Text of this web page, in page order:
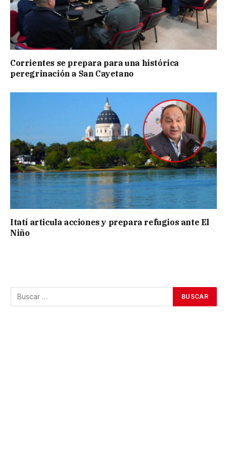
Corrientes se prepara para una histórica
peregrinación a San Cayetano
Itatí articula acciones y prepara refugios ante El
Niño